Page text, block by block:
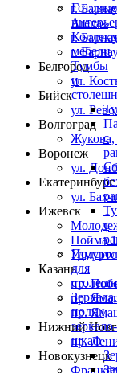
Готовые
мебели
Тумбы
и
с
с
для
Зеркала,
полки,
зеркало-
шкаф
г.
Arena»
г.
г.
Белгород
ул.
Бийск
ул.
Волгоград
Жукова,
Воронеж
ул.
Екатеринбург
ул.
Ижевск
Пойма
Казань
пр.
пр.
пр.
Нижний
пр.
Новокузнецк